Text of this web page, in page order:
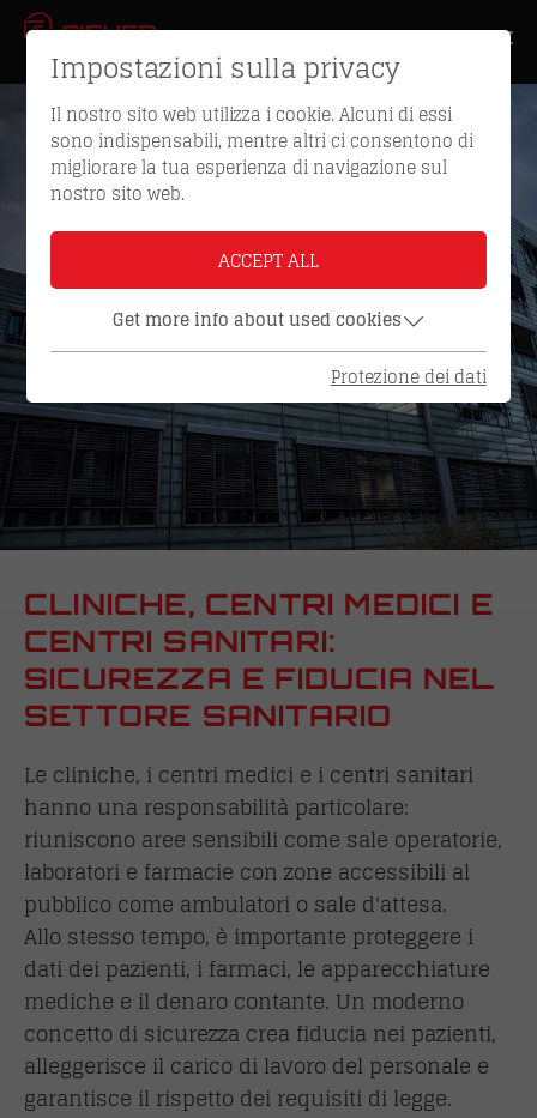
CLINICHE, CENTRI MEDICI E
CENTRI SANITARI:
SICUREZZA E FIDUCIA NEL
SETTORE SANITARIO
Le cliniche, i centri medici e i centri sanitari
hanno una responsabilità particolare:
riuniscono aree sensibili come sale operatorie,
laboratori e farmacie con zone accessibili al
pubblico come ambulatori o sale d'attesa.
Allo stesso tempo, è importante proteggere i
dati dei pazienti, i farmaci, le apparecchiature
mediche e il denaro contante. Un moderno
concetto di sicurezza crea fiducia nei pazienti,
alleggerisce il carico di lavoro del personale e
garantisce il rispetto dei requisiti di legge.
Impostazioni sulla privacy
Il nostro sito web utilizza i cookie. Alcuni di essi
sono indispensabili, mentre altri ci consentono di
migliorare la tua esperienza di navigazione sul
nostro sito web.
ACCEPT ALL
Get more info about used cookies
Protezione dei dati